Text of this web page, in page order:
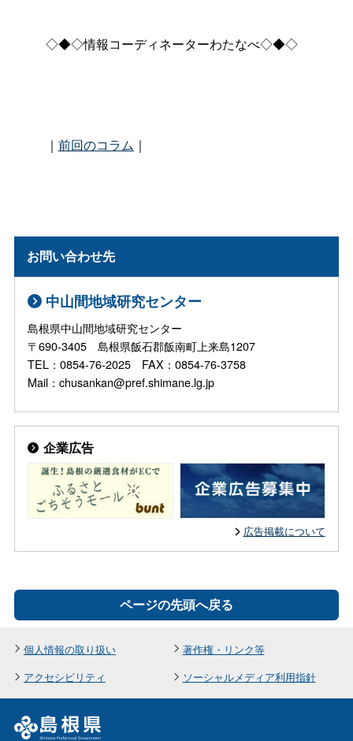
◇◆◇情報コーディネーターわたなべ◇◆◇
｜ 前回のコラム ｜
お問い合わせ先
中山間地域研究センター
島根県中山間地域研究センター
〒690-3405 島根県飯石郡飯南町上来島1207
TEL：0854-76-2025 FAX：0854-76-3758
Mail：chusankan@pref.shimane.lg.jp
企業広告
広告掲載について
ページの先頭へ戻る
個人情報の取り扱い
著作権・リンク等
アクセシビリティ
ソーシャルメディア利用指針